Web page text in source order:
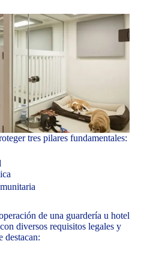
tres pilares fundamentales:
de una guardería u hotel
diversos requisitos legales y
destacan: